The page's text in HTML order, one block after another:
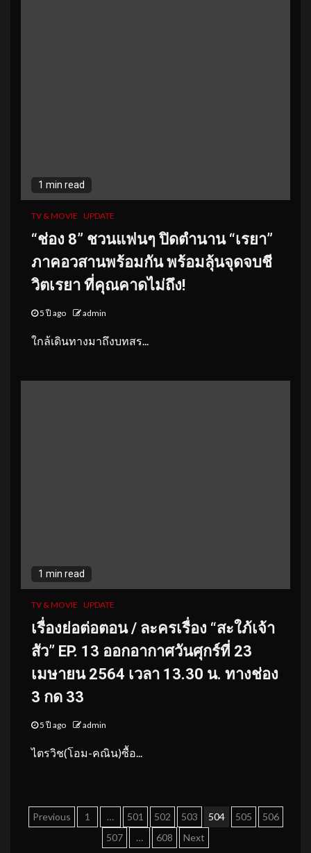
1 min read
TV & MOVIE UPDATE
“ช่อง 8” ชวนแฟนๆ ปิดตำนาน “เรยา”
ภาคอวสานพร้อมกันพร้อมลุ้นจุดจบชี
วิตเรยา ที่คุณคาดไม่ถึง!
5 ปี ago admin
ใกล้เดินทางมาถึงบทสร...
1 min read
TV & MOVIE UPDATE
เรื่องย่อต่อตอน / ละครเรื่อง “สะใภ้เจ้า
สัว” EP. 13 ออกอากาศวันศุกร์ที่ 23
เมษายน 2564 เวลา 13.30 น. ทางช่อง
3 กด 33
5 ปี ago admin
ไตรวิช(โอม-คณิน)ซื้อ...
Posts
pagination
Previous 1 … 501 502 503 504 505
506
507
… 608 Next